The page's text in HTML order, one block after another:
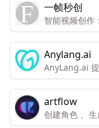
一帧秒创
智能视频创作
文，一键生成
实现AI新主播
AI助力，快速
入Prompt，
Anylang.ai
AnyLang.ai
台，旨在帮助
访问性和参与
artflow
创建角色 、